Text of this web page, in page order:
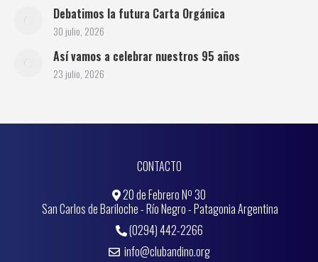
Debatimos la futura Carta Orgánica
30 julio, 2026
Así vamos a celebrar nuestros 95 años
23 julio, 2026
CONTACTO
20 de Febrero Nº 30
San Carlos de Bariloche - Río Negro - Patagonia Argentina
(0294) 442-2266
info@clubandino.org